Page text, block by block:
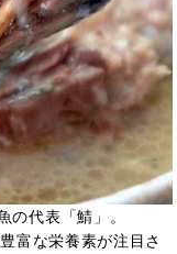
の代表「鯖」。
富な栄養素が注目さ